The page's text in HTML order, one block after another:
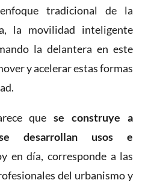
tradicional de la
la movilidad inteligente
la delantera en este
y acelerar estas formas
quese construye a
desarrollan usos e
en día, corresponde a las
del urbanismo y